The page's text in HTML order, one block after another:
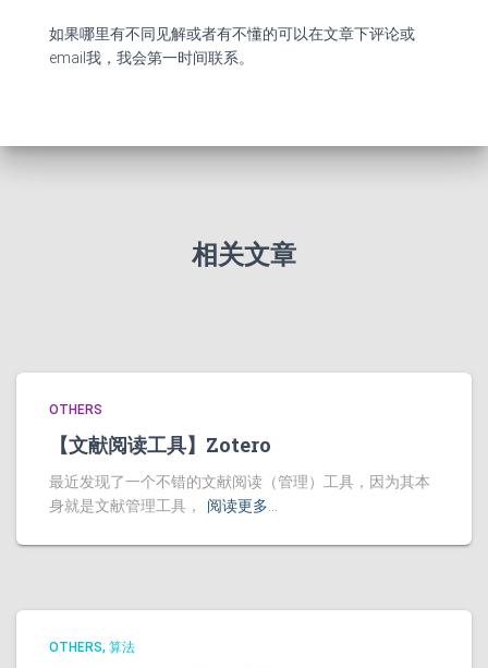
如果哪里有不同见解或者有不懂的可以在文章下评论或
email我，我会第一时间联系。
相关文章
OTHERS
【文献阅读工具】Zotero
最近发现了一个不错的文献阅读（管理）工具，因为其本
身就是文献管理工具，
阅读更多…
OTHERS 算法